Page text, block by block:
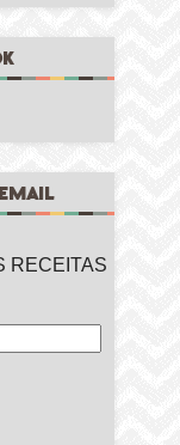
RECEITAS